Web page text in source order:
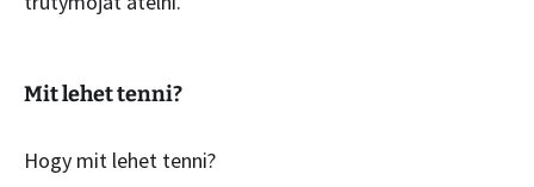
Mit lehet tenni?
Hogy mit lehet tenni?